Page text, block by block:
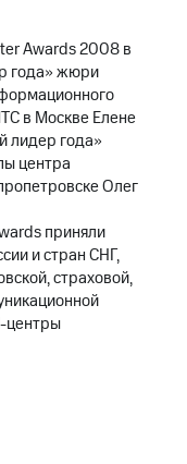
Awards 2008 в
года» жюри
в Москве Елене
лидер года»
центра
Олег
приняли
и стран СНГ,
страховой,
центры